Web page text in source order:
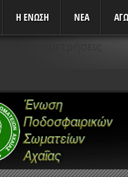
Η ΕΝΩΣΗ ΝΕΑ